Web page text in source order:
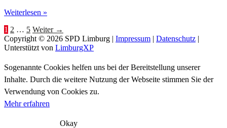
Workshop
und
Bildung“
Weiterlesen »
1 2 … 5 Weiter →
Copyright © 2026 SPD Limburg | Impressum | Datenschutz |
Unterstützt von LimburgXP
Sogenannte Cookies helfen uns bei der Bereitstellung unserer
Inhalte. Durch die weitere Nutzung der Webseite stimmen Sie der
Verwendung von Cookies zu.
Mehr erfahren
Okay